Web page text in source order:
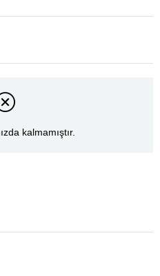
kalmamıştır.